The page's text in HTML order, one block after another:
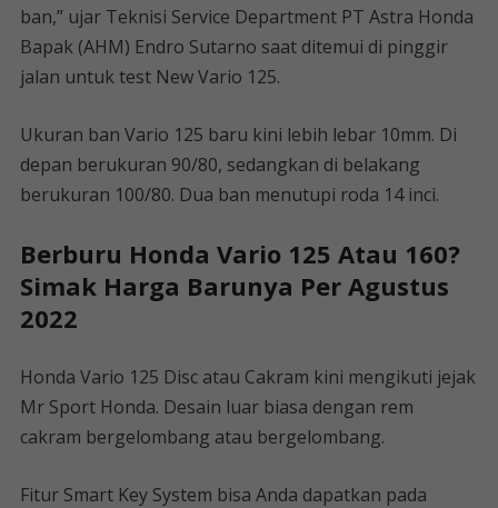
ban,” ujar Teknisi Service Department PT Astra Honda
Bapak (AHM) Endro Sutarno saat ditemui di pinggir
jalan untuk test New Vario 125.
Ukuran ban Vario 125 baru kini lebih lebar 10mm. Di
depan berukuran 90/80, sedangkan di belakang
berukuran 100/80. Dua ban menutupi roda 14 inci.
Berburu Honda Vario 125 Atau 160?
Simak Harga Barunya Per Agustus
2022
Honda Vario 125 Disc atau Cakram kini mengikuti jejak
Mr Sport Honda. Desain luar biasa dengan rem
cakram bergelombang atau bergelombang.
Fitur Smart Key System bisa Anda dapatkan pada